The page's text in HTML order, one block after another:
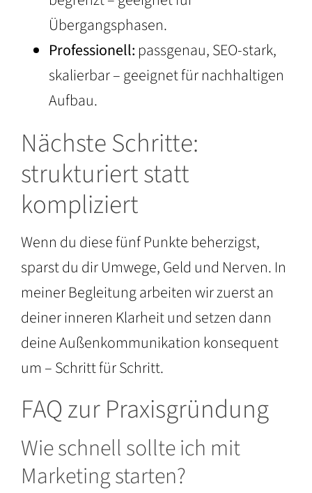
Übergangsphasen.
Professionell: passgenau, SEO-stark,
skalierbar – geeignet für nachhaltigen
Aufbau.
Nächste Schritte:
strukturiert statt
kompliziert
Wenn du diese fünf Punkte beherzigst,
sparst du dir Umwege, Geld und Nerven. In
meiner Begleitung arbeiten wir zuerst an
deiner inneren Klarheit und setzen dann
deine Außenkommunikation konsequent
um – Schritt für Schritt.
FAQ zur Praxisgründung
Wie schnell sollte ich mit
Marketing starten?